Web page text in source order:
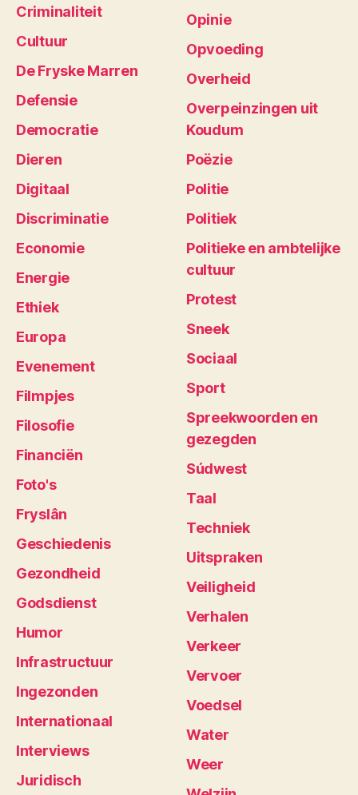
Criminaliteit
Cultuur
De Fryske Marren
Defensie
Democratie
Dieren
Digitaal
Discriminatie
Economie
Energie
Ethiek
Europa
Evenement
Filmpjes
Filosofie
Financiën
Foto's
Fryslân
Geschiedenis
Gezondheid
Godsdienst
Humor
Infrastructuur
Ingezonden
Internationaal
Interviews
Juridisch
Opinie
Opvoeding
Overheid
Overpeinzingen uit
Koudum
Poëzie
Politie
Politiek
Politieke en ambtelijke
cultuur
Protest
Sneek
Sociaal
Sport
Spreekwoorden en
gezegden
Súdwest
Taal
Techniek
Uitspraken
Veiligheid
Verhalen
Verkeer
Vervoer
Voedsel
Water
Weer